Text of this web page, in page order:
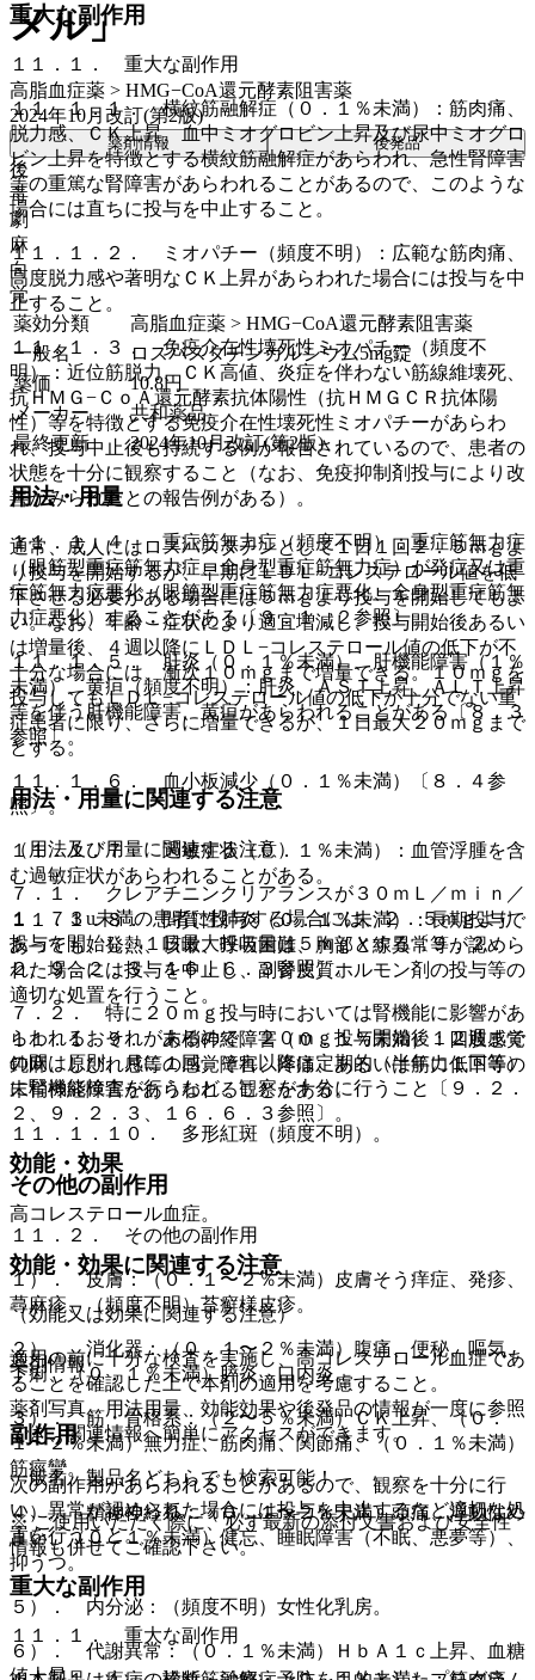
重大な副作用
１１．１． 重大な副作用
１１．１．１． 横紋筋融解症（０．１％未満）：筋肉痛、
脱力感、ＣＫ上昇、血中ミオグロビン上昇及び尿中ミオグロ
ビン上昇を特徴とする横紋筋融解症があらわれ、急性腎障害
等の重篤な腎障害があらわれることがあるので、このような
場合には直ちに投与を中止すること。
１１．１．２． ミオパチー（頻度不明）：広範な筋肉痛、
高度脱力感や著明なＣＫ上昇があらわれた場合には投与を中
止すること。
１１．１．３． 免疫介在性壊死性ミオパチー（頻度不
明）：近位筋脱力、ＣＫ高値、炎症を伴わない筋線維壊死、
抗ＨＭＧ−ＣｏＡ還元酵素抗体陽性（抗ＨＭＧＣＲ抗体陽
性）等を特徴とする免疫介在性壊死性ミオパチーがあらわ
れ、投与中止後も持続する例が報告されているので、患者の
状態を十分に観察すること（なお、免疫抑制剤投与により改
善がみられたとの報告例がある）。
１１．１．４． 重症筋無力症（頻度不明）：重症筋無力症
（眼筋型重症筋無力症、全身型重症筋無力症）が発症又は重
症筋無力症悪化（眼筋型重症筋無力症悪化、全身型重症筋無
力症悪化）することがある〔９．１．２参照〕。
１１．１．５． 肝炎（０．１％未満）、肝機能障害（１％
未満）、黄疸（頻度不明）：肝炎、ＡＳＴ上昇、ＡＬＴ上昇
等を伴う肝機能障害、黄疸があらわれることがある〔８．３
参照〕。
１１．１．６． 血小板減少（０．１％未満）〔８．４参
照〕。
１１．１．７． 過敏症状（０．１％未満）：血管浮腫を含
む過敏症状があらわれることがある。
１１．１．８． 間質性肺炎（０．１％未満）：長期投与で
あっても、発熱、咳嗽、呼吸困難、胸部Ｘ線異常等が認めら
れた場合には投与を中止し、副腎皮質ホルモン剤の投与等の
適切な処置を行うこと。
１１．１．９． 末梢神経障害（０．１％未満）：四肢感覚
鈍麻、しびれ感等の感覚障害、疼痛、あるいは筋力低下等の
末梢神経障害があらわれることがある。
１１．１．１０． 多形紅斑（頻度不明）。
その他の副作用
１１．２． その他の副作用
１）． 皮膚：（０．１〜２％未満）皮膚そう痒症、発疹、
蕁麻疹、（頻度不明）苔癬様皮疹。
２）． 消化器：（０．１〜２％未満）腹痛、便秘、嘔気、
下痢、（０．１％未満）膵炎、口内炎。
３）． 筋・骨格系：（２〜５％未満）ＣＫ上昇、（０．
１〜２％未満）無力症、筋肉痛、関節痛、（０．１％未満）
筋痙攣。
４）． 精神神経系：（０．１〜２％未満）頭痛、浮動性め
まい、（０．１％未満）健忘、睡眠障害（不眠、悪夢等）、
抑うつ。
５）． 内分泌：（頻度不明）女性化乳房。
６）． 代謝異常：（０．１％未満）ＨｂＡ１ｃ上昇、血糖
値上昇。
メル」
高脂血症薬 > HMG−CoA還元酵素阻害薬
2024年10月改訂(第2版)
薬剤情報 後発品
後
毒
劇
麻
向
覚
薬効分類
高脂血症薬 > HMG−CoA還元酵素阻害薬
一般名
ロスバスタチンカルシウム5mg錠
薬価
10.8円
メーカー
共和薬品
最終更新
2024年10月改訂(第2版)
用法・用量
通常、成人にはロスバスタチンとして１日１回２．５ｍｇよ
り投与を開始するが、早期にＬＤＬ−コレステロール値を低
下させる必要がある場合には５ｍｇより投与を開始してもよ
い。なお、年齢・症状により適宜増減し、投与開始後あるい
は増量後、４週以降にＬＤＬ−コレステロール値の低下が不
十分な場合には、漸次１０ｍｇまで増量できる。１０ｍｇを
投与してもＬＤＬ−コレステロール値の低下が十分でない重
症患者に限り、さらに増量できるが、１日最大２０ｍｇまで
とする。
用法・用量に関連する注意
（用法及び用量に関連する注意）
７．１． クレアチニンクリアランスが３０ｍＬ／ｍｉｎ／
１．７３u未満の患者に投与する場合には、２．５ｍｇより
投与を開始し、１日最大投与量は５ｍｇとする〔９．２．
２、９．２．３、１６．６．３参照〕。
７．２． 特に２０ｍｇ投与時においては腎機能に影響があ
らわれるおそれがあるので、２０ｍｇ投与開始後１２週まで
の間は原則、月に１回、それ以降は定期的（半年に１回等）
に腎機能検査を行うなど、観察を十分に行うこと〔９．２．
２、９．２．３、１６．６．３参照〕。
効能・効果
高コレステロール血症。
効能・効果に関連する注意
（効能又は効果に関連する注意）
適用の前に十分な検査を実施し、高コレステロール血症であ
ることを確認した上で本剤の適用を考慮すること。
副作用
次の副作用があらわれることがあるので、観察を十分に行
い、異常が認められた場合には投与を中止するなど適切な処
置を行うこと。
重大な副作用
１１．１． 重大な副作用
薬剤情報
薬剤写真、用法用量、効能効果や後発品の情報が一度に参照
でき、関連情報へ簡単にアクセスができます。
一般名、製品名どちらでも検索可能！
※ ご使用いただく際に、必ず最新の添付文書および安全性
情報も併せてご確認下さい。